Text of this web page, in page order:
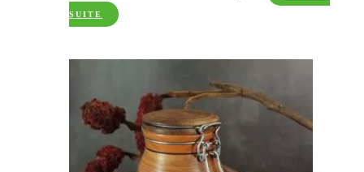
SUITE